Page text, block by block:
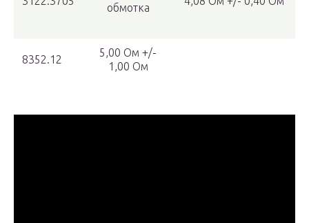
обмотка
8352.12
5,00 Ом +/-
1,00 Ом